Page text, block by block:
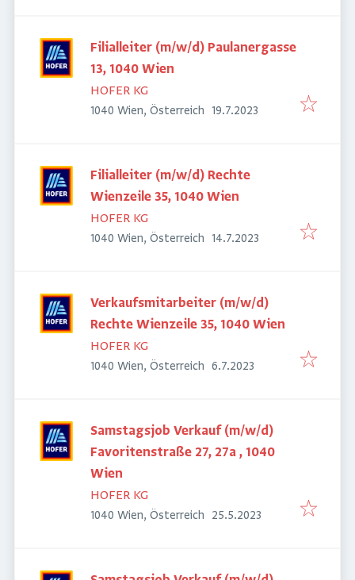
Filialleiter (m/w/d) Paulanergasse
13, 1040 Wien
HOFER KG
1040 Wien, Österreich Veröffentlicht
19.7.2023
Filialleiter (m/w/d) Rechte
Wienzeile 35, 1040 Wien
HOFER KG
1040 Wien, Österreich Veröffentlicht
14.7.2023
Verkaufsmitarbeiter (m/w/d)
Rechte Wienzeile 35, 1040 Wien
HOFER KG
1040 Wien, Österreich Veröffentlicht
6.7.2023
Samstagsjob Verkauf (m/w/d)
Favoritenstraße 27, 27a , 1040
Wien
HOFER KG
1040 Wien, Österreich Veröffentlicht
25.5.2023